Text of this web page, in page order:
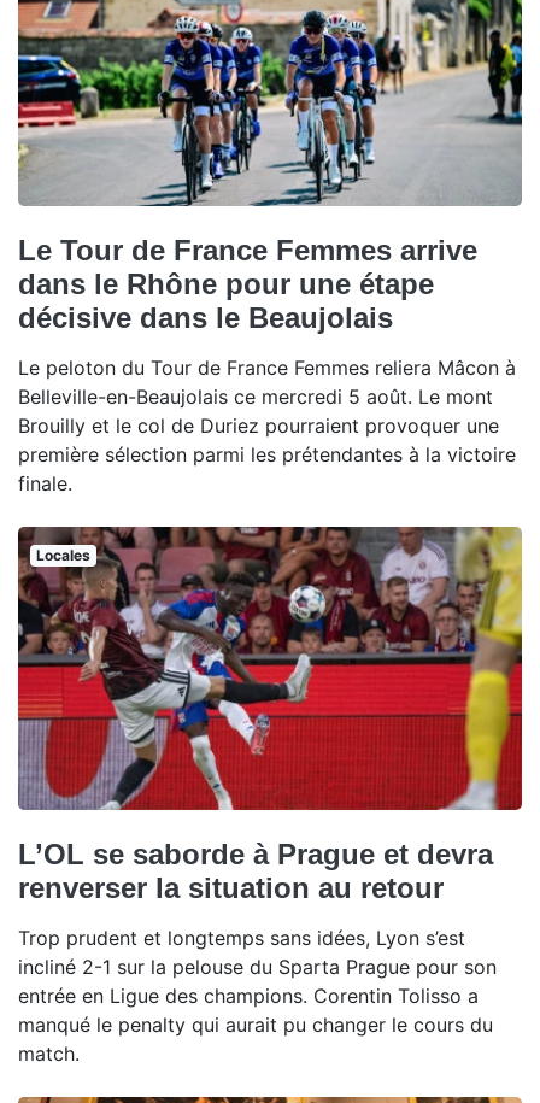
Le Tour de France Femmes arrive
dans le Rhône pour une étape
décisive dans le Beaujolais
Le peloton du Tour de France Femmes reliera Mâcon à
Belleville-en-Beaujolais ce mercredi 5 août. Le mont
Brouilly et le col de Duriez pourraient provoquer une
première sélection parmi les prétendantes à la victoire
finale.
Locales
L’OL se saborde à Prague et devra
renverser la situation au retour
Trop prudent et longtemps sans idées, Lyon s’est
incliné 2-1 sur la pelouse du Sparta Prague pour son
entrée en Ligue des champions. Corentin Tolisso a
manqué le penalty qui aurait pu changer le cours du
match.